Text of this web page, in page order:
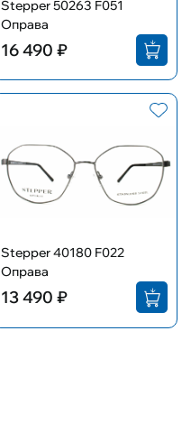
Stepper 50263 F051
Оправа
16 490 ₽
Stepper 40180 F022
Оправа
13 490 ₽